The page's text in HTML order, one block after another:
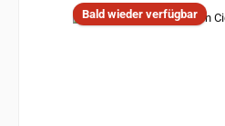
Bald wieder verfügbar